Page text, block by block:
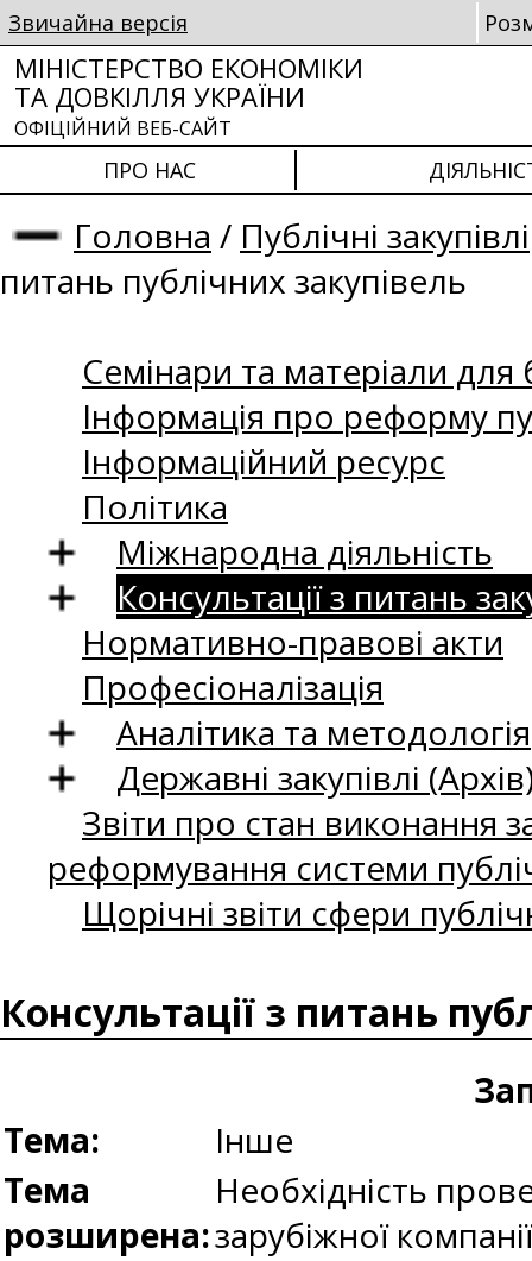
Звичайна версія
МІНІСТЕРСТВО ЕКОНОМІКИ
ТА ДОВКІЛЛЯ УКРАЇНИ
ОФІЦІЙНИЙ ВЕБ-САЙТ
ПРО НАС
Головна / Публічні закупівлі
питань публічних закупівель
Семінари та матеріали для
Інформація про реформу
Інформаційний ресурс
Політика
Міжнародна діяльність
Консультації з питань
Нормативно-правові акти
Професіоналізація
Аналітика та методологія
Державні закупівлі
Звіти про стан виконання
реформування системи
Щорічні звіти сфери
Консультації з питань
Тема:
Інше
Тема
розширена:
Необхідність
зарубіжної компанії